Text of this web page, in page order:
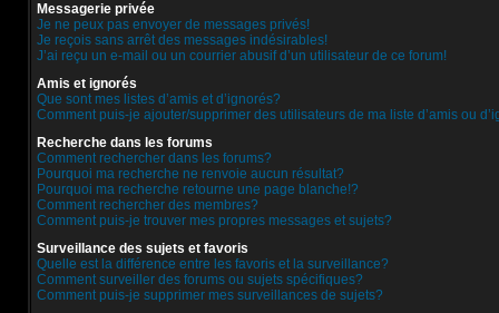
Messagerie privée
Je ne peux pas envoyer de messages privés!
Je reçois sans arrêt des messages indésirables!
J’ai reçu un e-mail ou un courrier abusif d’un utilisateur de ce forum!
Amis et ignorés
Que sont mes listes d’amis et d’ignorés?
Comment puis-je ajouter/supprimer des utilisateurs de ma liste d’amis ou
Recherche dans les forums
Comment rechercher dans les forums?
Pourquoi ma recherche ne renvoie aucun résultat?
Pourquoi ma recherche retourne une page blanche!?
Comment rechercher des membres?
Comment puis-je trouver mes propres messages et sujets?
Surveillance des sujets et favoris
Quelle est la différence entre les favoris et la surveillance?
Comment surveiller des forums ou sujets spécifiques?
Comment puis-je supprimer mes surveillances de sujets?